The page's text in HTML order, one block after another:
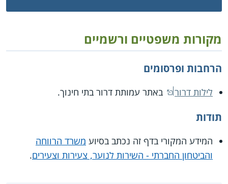
מקורות משפטיים ורשמיים
הרחבות ופרסומים
לילות דרור באתר עמותת דרור בתי חינוך.
תודות
המידע המקורי בדף זה נכתב בסיוע משרד הרווחה
והביטחון החברתי - השירות לנוער, צעירות וצעירים.